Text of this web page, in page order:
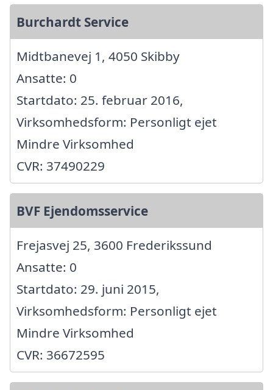
Burchardt Service
Midtbanevej 1, 4050 Skibby
Ansatte: 0
Startdato: 25. februar 2016,
Virksomhedsform: Personligt ejet
Mindre Virksomhed
CVR: 37490229
BVF Ejendomsservice
Frejasvej 25, 3600 Frederikssund
Ansatte: 0
Startdato: 29. juni 2015,
Virksomhedsform: Personligt ejet
Mindre Virksomhed
CVR: 36672595